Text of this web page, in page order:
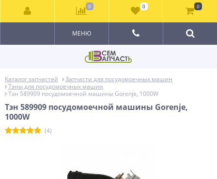
МЕНЮ
Каталог запчастей
Запчасти для посудомоечных машин
Тэны для посудомоечных машин
Тэн 589909 посудомоечной машины Gorenje, 1000W
Тэн 589909 посудомоечной машины Gorenje,
1000W
(4)
0 0 0